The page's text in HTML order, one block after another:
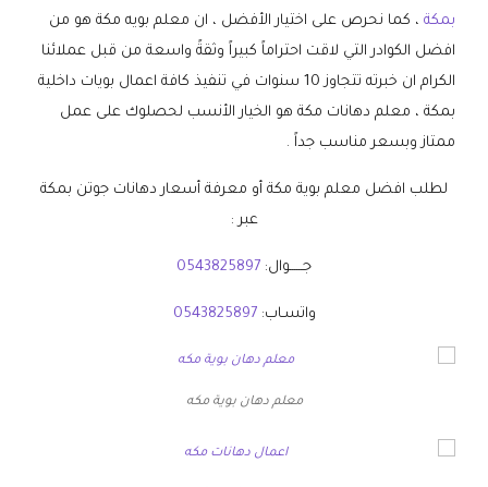
بمكة ، كما نحرص على اختيار الأفضل ، ان معلم بويه مكة هو من
افضل الكوادر التي لاقت احتراماً كبيراً وثقةً واسعة من قبل عملائنا
الكرام ان خبرته تتجاوز 10 سنوات في تنفيذ كافة اعمال بويات داخلية
بمكة ، معلم دهانات مكة هو الخيار الأنسب لحصلوك على عمل
ممتاز وبسعر مناسب جداً .
لطلب افضل معلم بوية مكة أو معرفة أسعار دهانات جوتن بمكة
عبر :
جــــــوال: 0543825897
واتسـاب:0543825897
معلم دهان بوية مكه